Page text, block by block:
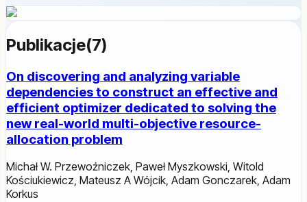
Publikacje(7)
On discovering and analyzing variable
dependencies to construct an effective and
efficient optimizer dedicated to solving the
new real-world multi-objective resource-
allocation problem
Michał W. Przewoźniczek, Paweł Myszkowski, Witold
Kościukiewicz, Mateusz A Wójcik, Adam Gonczarek, Adam
Korkus